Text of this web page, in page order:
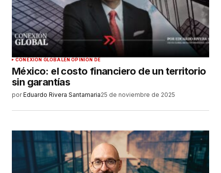
CONEXIÓN GLOBALEN OPINIÓN DE
México: el costo financiero de un territorio
sin garantías
por Eduardo Rivera Santamaria25 de noviembre de 2025